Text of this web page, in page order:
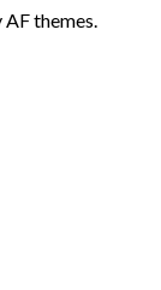
themes.